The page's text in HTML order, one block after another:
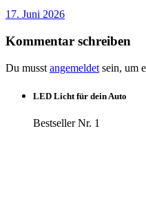
17. Juni 2026
Kommentar schreiben
Du musst angemeldet sein, um
LED Licht für dein Auto
Bestseller Nr. 1